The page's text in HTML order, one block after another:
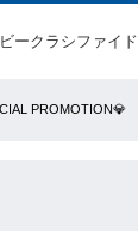
ークラシファイド
PROMOTION💎